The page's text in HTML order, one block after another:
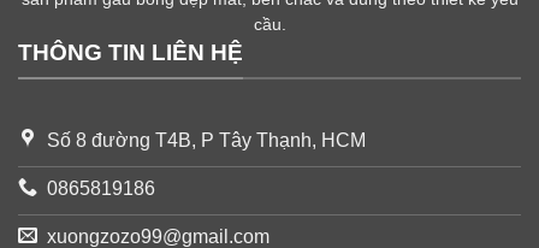
cầu.
THÔNG TIN LIÊN HỆ
Số 8 đường T4B, P Tây Thạnh, HCM
0865819186
xuongzozo99@gmail.com